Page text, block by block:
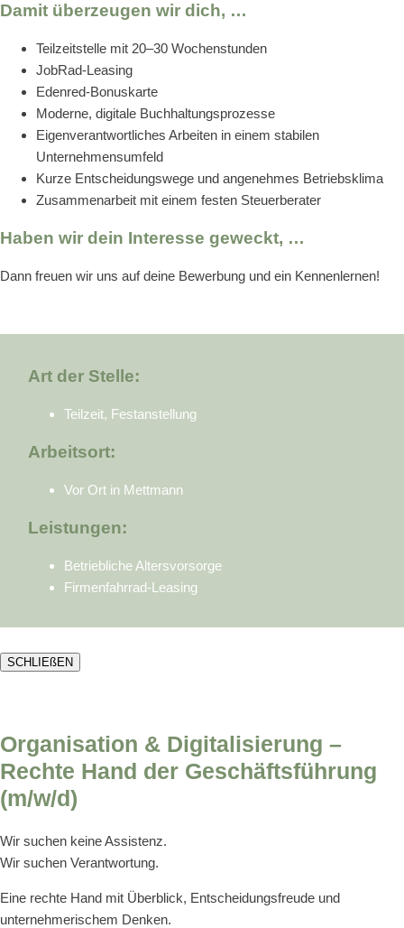
Damit überzeugen wir dich, …
Teilzeitstelle mit 20–30 Wochenstunden
JobRad-Leasing
Edenred-Bonuskarte
Moderne, digitale Buchhaltungsprozesse
Eigenverantwortliches Arbeiten in einem stabilen
Unternehmensumfeld
Kurze Entscheidungswege und angenehmes Betriebsklima
Zusammenarbeit mit einem festen Steuerberater
Haben wir dein Interesse geweckt, …
Dann freuen wir uns auf deine Bewerbung und ein Kennenlernen!
Art der Stelle:
Teilzeit, Festanstellung
Arbeitsort:
Vor Ort in Mettmann
Leistungen:
Betriebliche Altersvorsorge
Firmenfahrrad-Leasing
SCHLIEßEN
Organisation & Digitalisierung –
Rechte Hand der Geschäftsführung
(m/w/d)
Wir suchen keine Assistenz.
Wir suchen Verantwortung.
Eine rechte Hand mit Überblick, Entscheidungsfreude und
unternehmerischem Denken.